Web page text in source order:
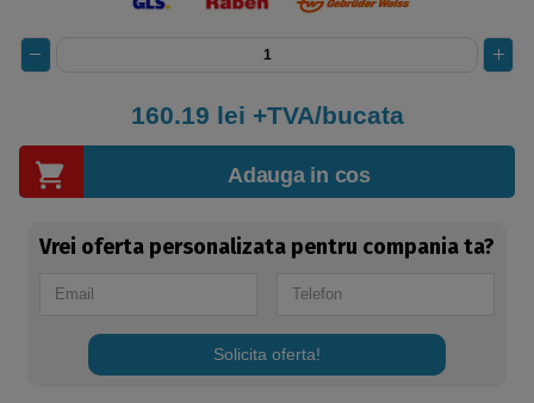
160.19 lei +TVA/bucata
Adauga in cos
Vrei oferta personalizata pentru compania ta?
Solicita oferta!